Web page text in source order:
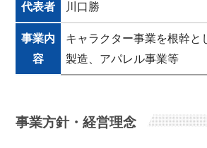
代表者 川口勝
事業内
容
キャラクター事業を根幹と
製造、アパレル事業等
事業方針・経営理念